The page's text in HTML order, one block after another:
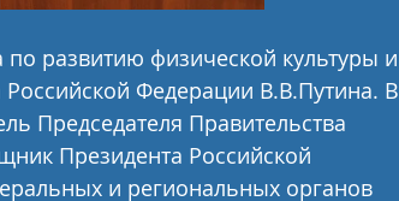
по развитию физической культуры и
Российской Федерации В.В.Путина. В
Председателя Правительства
Президента Российской
и региональных органов